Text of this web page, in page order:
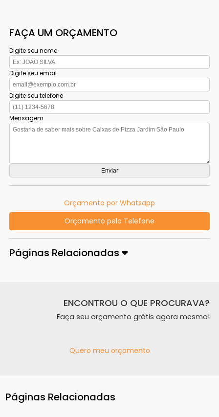
FAÇA UM ORÇAMENTO
Digite seu nome
Digite seu email
Digite seu telefone
Mensagem
Orçamento por Whatsapp
Orçamento pelo Telefone
Páginas Relacionadas
ENCONTROU O QUE PROCURAVA?
Faça seu orçamento grátis agora mesmo!
Quero meu orçamento
Páginas Relacionadas